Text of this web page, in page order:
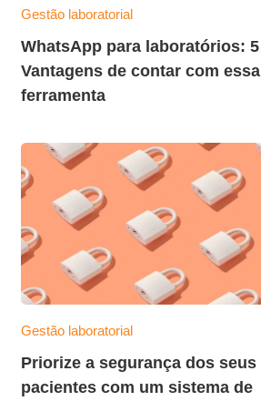
Gestão laboratorial
WhatsApp para laboratórios: 5
Vantagens de contar com essa
ferramenta
Gestão laboratorial
Priorize a segurança dos seus
pacientes com um sistema de